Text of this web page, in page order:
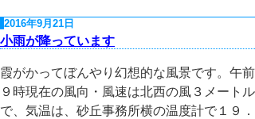
2016年9月21日
小雨が降っています
霞がかってぼんやり幻想的な風景です。午前
９時現在の風向・風速は北西の風３メートル
で、気温は、砂丘事務所横の温度計で１９．